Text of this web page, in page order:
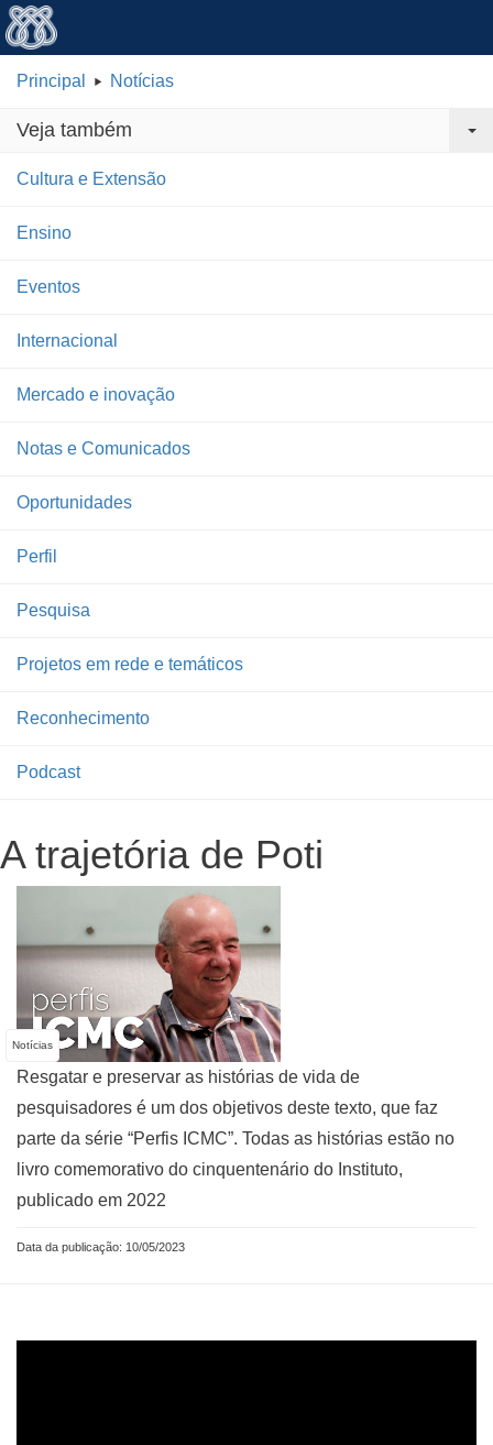
Principal Notícias
Veja também
Cultura e Extensão
Ensino
Eventos
Internacional
Mercado e inovação
Notas e Comunicados
Oportunidades
Perfil
Pesquisa
Projetos em rede e temáticos
Reconhecimento
Podcast
A trajetória de Poti
Notícias
Resgatar e preservar as histórias de vida de
pesquisadores é um dos objetivos deste texto, que faz
parte da série “Perfis ICMC”. Todas as histórias estão no
livro comemorativo do cinquentenário do Instituto,
publicado em 2022
Data da publicação: 10/05/2023